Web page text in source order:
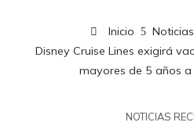
Inicio
Disney Cruise Lines exigirá
mayores de 5 años
NOTICIAS